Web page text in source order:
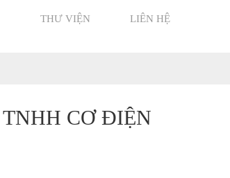
THƯ VIỆN LIÊN HỆ
CƠ ĐIỆN